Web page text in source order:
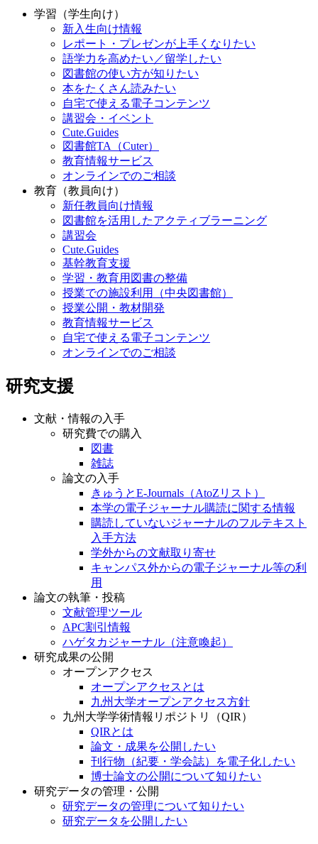
学習（学生向け）
新入生向け情報
レポート・プレゼンが上手くなりたい
語学力を高めたい／留学したい
図書館の使い方が知りたい
本をたくさん読みたい
自宅で使える電子コンテンツ
講習会・イベント
Cute.Guides
図書館TA（Cuter）
教育情報サービス
オンラインでのご相談
教育（教員向け）
新任教員向け情報
図書館を活用したアクティブラーニング
講習会
Cute.Guides
基幹教育支援
学習・教育用図書の整備
授業での施設利用（中央図書館）
授業公開・教材開発
教育情報サービス
自宅で使える電子コンテンツ
オンラインでのご相談
研究支援
文献・情報の入手
研究費での購入
図書
雑誌
論文の入手
きゅうとE-Journals（AtoZリスト）
本学の電子ジャーナル購読に関する情報
購読していないジャーナルのフルテキスト
入手方法
学外からの文献取り寄せ
キャンパス外からの電子ジャーナル等の利
用
論文の執筆・投稿
文献管理ツール
APC割引情報
ハゲタカジャーナル（注意喚起）
研究成果の公開
オープンアクセス
オープンアクセスとは
九州大学オープンアクセス方針
九州大学学術情報リポジトリ（QIR）
QIRとは
論文・成果を公開したい
刊行物（紀要・学会誌）を電子化したい
博士論文の公開について知りたい
研究データの管理・公開
研究データの管理について知りたい
研究データを公開したい